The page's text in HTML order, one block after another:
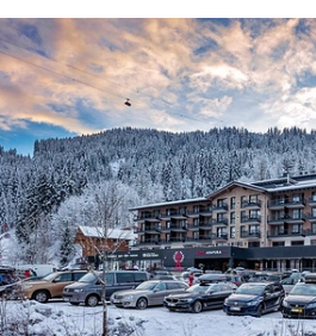
uitleven in de gezellige speelkamer,
een boek in de knusse lounge. De
waarde aan duurzaamheid en
detail: van het gebruik van zonne-
welkom bij aankomst.Na een dag op
plek waar alles draait om warmte,
Oberauer Wagrain voelt als een
waar gezinnen écht tot rust komen in